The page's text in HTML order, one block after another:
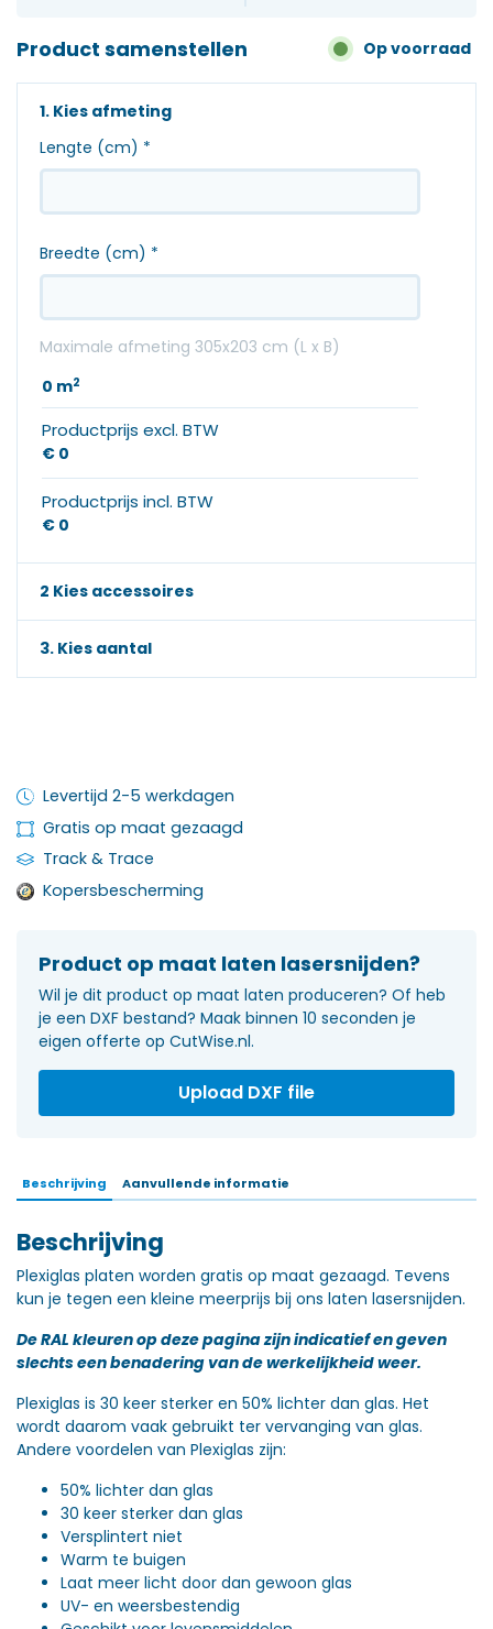
Op voorraad
Product samenstellen
1. Kies afmeting
Lengte (cm) *
Breedte (cm) *
Maximale afmeting 305x203 cm (L x B)
0 m2
Productprijs excl. BTW
€ 0
Productprijs incl. BTW
€ 0
2 Kies accessoires
3. Kies aantal
Levertijd 2-5 werkdagen
Gratis op maat gezaagd
Track & Trace
Kopersbescherming
Product op maat laten lasersnijden?
Wil je dit product op maat laten produceren? Of heb
je een DXF bestand? Maak binnen 10 seconden je
eigen offerte op CutWise.nl.
Upload DXF file
Beschrijving Aanvullende informatie
Beschrijving
Plexiglas platen worden gratis op maat gezaagd. Tevens
kun je tegen een kleine meerprijs bij ons laten lasersnijden.
De RAL kleuren op deze pagina zijn indicatief en geven
slechts een benadering van de werkelijkheid weer.
Plexiglas is 30 keer sterker en 50% lichter dan glas. Het
wordt daarom vaak gebruikt ter vervanging van glas.
Andere voordelen van Plexiglas zijn:
50% lichter dan glas
30 keer sterker dan glas
Versplintert niet
Warm te buigen
Laat meer licht door dan gewoon glas
UV- en weersbestendig